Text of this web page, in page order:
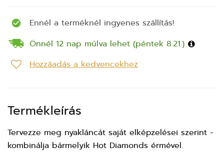
Ennél a terméknél ingyenes szállítás!
Önnél 12 nap múlva lehet (péntek 8.21.)
Hozzáadás a kedvencekhez
Termékleírás
Tervezze meg nyakláncát saját elképzelései szerint -
kombinálja bármelyik Hot Diamonds érmével.